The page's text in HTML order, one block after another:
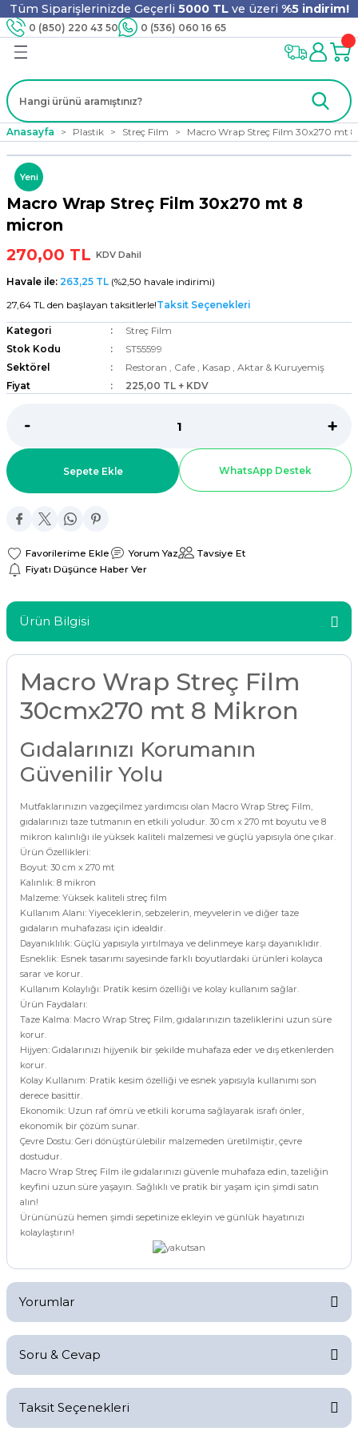
Tüm Siparişlerinizde Geçerli 5000 TLve üzeri %5 indirim!
0 (850) 220 43 50 0 (536) 060 16 65
Geri Dön
Geri Dön
Ürünleri
Geri Dön
Geri Dön
Tahta Karıştırıcı
Geri Dön
Kapları
Geri Dön
Geri Dön
Geri Dön
Anasayfa Plastik Streç Film Macro Wrap Streç Film 30x270 mt
Yeni
Macro Wrap Streç Film 30x270 mt 8
micron
270,00 TL KDV Dahil
Havale ile: 263,25 TL (%2,50 havale indirimi)
27,64 TL den başlayan taksitlerle!Taksit Seçenekleri
Kategori
Streç Film
Stok Kodu
ST55599
Sektörel
Restoran , Cafe , Kasap , Aktar & Kuruyemiş
Fiyat
225,00 TL + KDV
Sepete Ekle WhatsApp Destek
Yorum Yaz
Tavsiye Et
Fiyatı Düşünce Haber Ver
Ürün Bilgisi
Macro Wrap Streç Film
30cmx270 mt 8 Mikron
Gıdalarınızı Korumanın
Güvenilir Yolu
Mutfaklarınızın vazgeçilmez yardımcısı olan Macro Wrap Streç Film,
gıdalarınızı taze tutmanın en etkili yoludur. 30 cm x 270 mt boyutu ve 8
mikron kalınlığı ile yüksek kaliteli malzemesi ve güçlü yapısıyla öne çıkar.
Ürün Özellikleri:
Boyut: 30 cm x 270 mt
Kalınlık: 8 mikron
Malzeme: Yüksek kaliteli streç film
Kullanım Alanı: Yiyeceklerin, sebzelerin, meyvelerin ve diğer taze
gıdaların muhafazası için idealdir.
Dayanıklılık: Güçlü yapısıyla yırtılmaya ve delinmeye karşı dayanıklıdır.
Esneklik: Esnek tasarımı sayesinde farklı boyutlardaki ürünleri kolayca
sarar ve korur.
Kullanım Kolaylığı: Pratik kesim özelliği ve kolay kullanım sağlar.
Ürün Faydaları:
Taze Kalma: Macro Wrap Streç Film, gıdalarınızın tazeliklerini uzun süre
korur.
Hijyen: Gıdalarınızı hijyenik bir şekilde muhafaza eder ve dış etkenlerden
korur.
Kolay Kullanım: Pratik kesim özelliği ve esnek yapısıyla kullanımı son
derece basittir.
Ekonomik: Uzun raf ömrü ve etkili koruma sağlayarak israfı önler,
ekonomik bir çözüm sunar.
Çevre Dostu: Geri dönüştürülebilir malzemeden üretilmiştir, çevre
dostudur.
Macro Wrap Streç Film ile gıdalarınızı güvenle muhafaza edin, tazeliğin
keyfini uzun süre yaşayın. Sağlıklı ve pratik bir yaşam için şimdi satın
alın!
Ürününüzü hemen şimdi sepetinize ekleyin ve günlük hayatınızı
kolaylaştırın!
Yorumlar
Yorum Yaz
Soru & Cevap
Taksit Seçenekleri